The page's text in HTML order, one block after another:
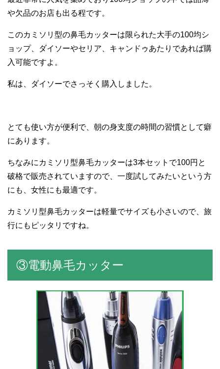
や欠品のお店も出る程です。
このカミソリ型の鼻毛カッターは限られた大手の100均シ
ョップ、ダイソーやセリア、キャンドゥあたりであれば購
入可能ですよ。
私は、ダイソーでさっそく購入しました。
とても使い方が便利で、朝の身支度の時間の習慣として癖
にあります。
ちなみにカミソリ型鼻毛カッターは3本セットで100円と
破格で販売されていますので、一度試してみたいという方
にも、女性にも最適です。
カミソリ型鼻毛カッターは軽量でサイズも小さいので、旅
行にもピッタリですね。
③電動鼻毛カッター